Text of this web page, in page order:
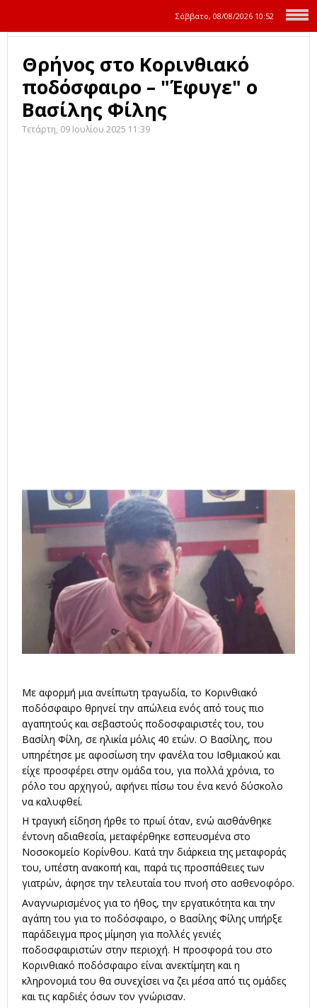
Σάββατο, 08/08/2026 10:52
Θρήνος στο Κορινθιακό
ποδόσφαιρο – "Έφυγε" ο
Βασίλης Φίλης
Τετάρτη, 09 Ιουλίου 2025 11:39
Με αφορμή μια ανείπωτη τραγωδία, το Κορινθιακό
ποδόσφαιρο θρηνεί την απώλεια ενός από τους πιο
αγαπητούς και σεβαστούς ποδοσφαιριστές του, του
Βασίλη Φίλη, σε ηλικία μόλις 40 ετών. Ο Βασίλης, που
υπηρέτησε με αφοσίωση την φανέλα του Ισθμιακού και
είχε προσφέρει στην ομάδα του, για πολλά χρόνια, το
ρόλο του αρχηγού, αφήνει πίσω του ένα κενό δύσκολο
να καλυφθεί.
Η τραγική είδηση ήρθε το πρωί όταν, ενώ αισθάνθηκε
έντονη αδιαθεσία, μεταφέρθηκε εσπευσμένα στο
Νοσοκομείο Κορίνθου. Κατά την διάρκεια της μεταφοράς
του, υπέστη ανακοπή και, παρά τις προσπάθειες των
γιατρών, άφησε την τελευταία του πνοή στο ασθενοφόρο.
Αναγνωρισμένος για το ήθος, την εργατικότητα και την
αγάπη του για το ποδόσφαιρο, ο Βασίλης Φίλης υπήρξε
παράδειγμα προς μίμηση για πολλές γενιές
ποδοσφαιριστών στην περιοχή. Η προσφορά του στο
Κορινθιακό ποδόσφαιρο είναι ανεκτίμητη και η
κληρονομιά του θα συνεχίσει να ζει μέσα από τις ομάδες
και τις καρδιές όσων τον γνώρισαν.